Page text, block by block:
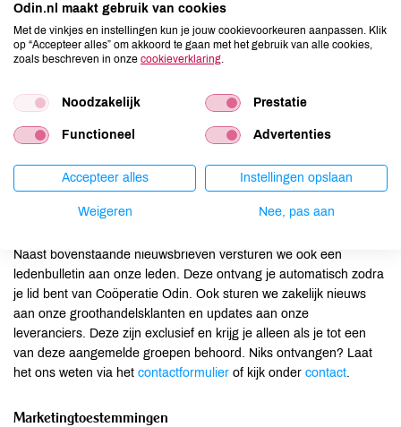
Nieuws van de Odin boerderij
Daarnaast kun je je inschrijven voor nieuws van Odin boerderij De
vermeerderaars en veredelaars je op de hoogte van de teelten,
Aanmelden
Overige nieuwsbrieven
Naast bovenstaande nieuwsbrieven versturen we ook een
ledenbulletin aan onze leden. Deze ontvang je automatisch zodra
je lid bent van Coöperatie Odin. Ook sturen we zakelijk nieuws
aan onze groothandelsklanten en updates aan onze
leveranciers. Deze zijn exclusief en krijg je alleen als je tot een
van deze aangemelde groepen behoord. Niks ontvangen? Laat
het ons weten via het contactformulier of kijk onder contact.
Marketingtoestemmingen
Odin.nl maakt gebruik van cookies
Met de vinkjes en instellingen kun je jouw cookievoorkeuren aanpassen. Klik
op “Accepteer alles” om akkoord te gaan met het gebruik van alle cookies,
zoals beschreven in onze cookieverklaring
Noodzakelijk Prestatie
Functioneel Advertenties
Accepteer alles Instellingen opslaan
Weigeren Nee, pas aan